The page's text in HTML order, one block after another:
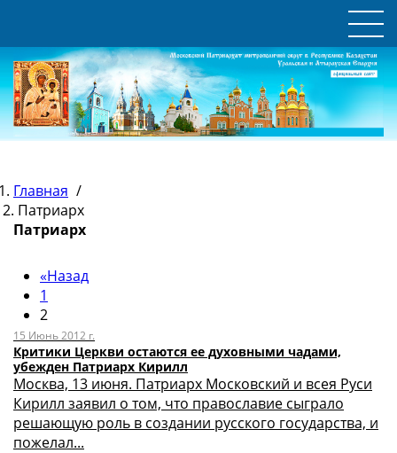
Главная /
Патриарх
Патриарх
«Назад
1
2
15 Июнь 2012 г.
Критики Церкви остаются ее духовными чадами,
убежден Патриарх Кирилл
Москва, 13 июня. Патриарх Московский и всея Руси
Кирилл заявил о том, что православие сыграло
решающую роль в создании русского государства, и
пожелал...